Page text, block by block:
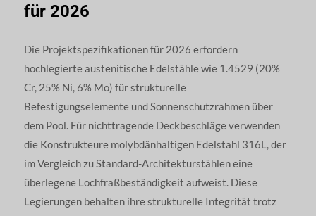
für 2026
Die Projektspezifikationen für 2026 erfordern
hochlegierte austenitische Edelstähle wie 1.4529 (20%
Cr, 25% Ni, 6% Mo) für strukturelle
Befestigungselemente und Sonnenschutzrahmen über
dem Pool. Für nichttragende Deckbeschläge verwenden
die Konstrukteure molybdänhaltigen Edelstahl 316L, der
im Vergleich zu Standard-Architekturstählen eine
überlegene Lochfraßbeständigkeit aufweist. Diese
Legierungen behalten ihre strukturelle Integrität trotz